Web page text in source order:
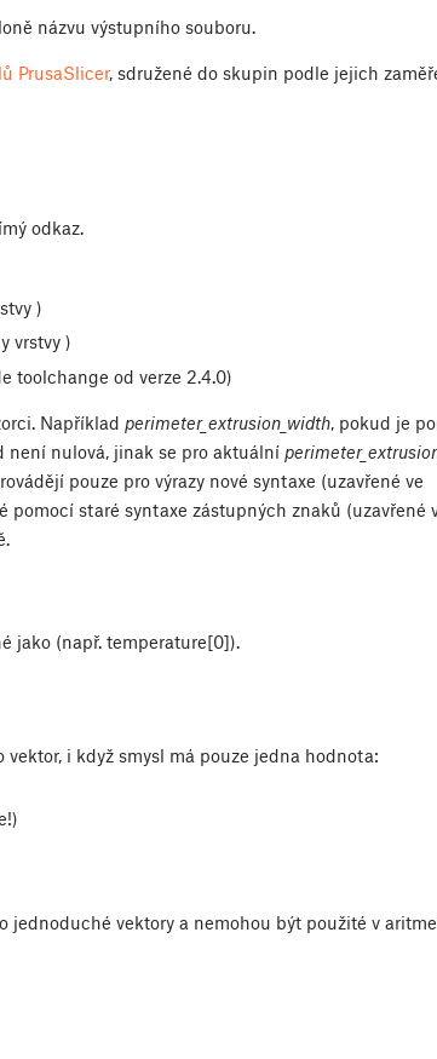
názvu výstupního souboru.
PrusaSlicer, sdružené do skupin podle jejich
odkaz.
)
vrstvy )
toolchange od verze 2.4.0)
Například perimeter_extrusion_width , pokud je
není nulová, jinak se pro aktuální
pouze pro výrazy nové syntaxe (uzavřené ve
pomocí staré syntaxe zástupných znaků (uzavřené
jako (např. temperature[0]).
i když smysl má pouze jedna hodnota:
jednoduché vektory a nemohou být použité v